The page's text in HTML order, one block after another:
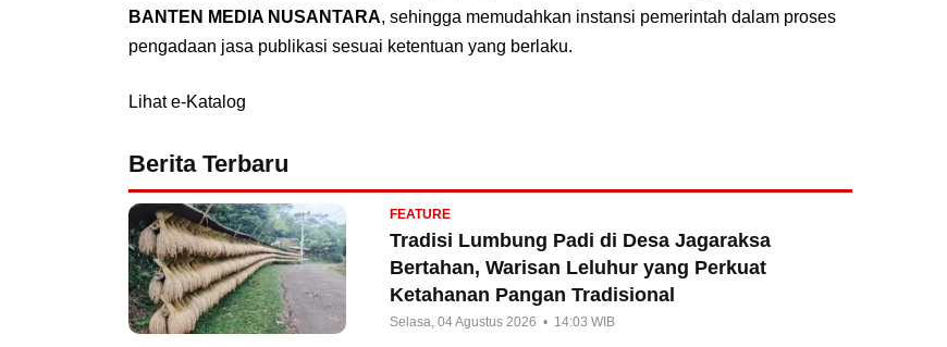
BANTEN MEDIA NUSANTARA, sehingga memudahkan instansi pemerintah dalam proses
pengadaan jasa publikasi sesuai ketentuan yang berlaku.
Lihat e-Katalog
Berita Terbaru
FEATURE
Tradisi Lumbung Padi di Desa Jagaraksa
Bertahan, Warisan Leluhur yang Perkuat
Ketahanan Pangan Tradisional
Selasa, 04 Agustus 2026 • 14:03 WIB